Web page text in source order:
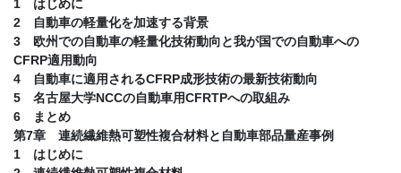
1 はじめに
2 自動車の軽量化を加速する背景
3 欧州での自動車の軽量化技術動向と我が国での自動車への
CFRP適用動向
4 自動車に適用されるCFRP成形技術の最新技術動向
5 名古屋大学NCCの自動車用CFRTPへの取組み
6 まとめ
第7章 連続繊維熱可塑性複合材料と自動車部品量産事例
1 はじめに